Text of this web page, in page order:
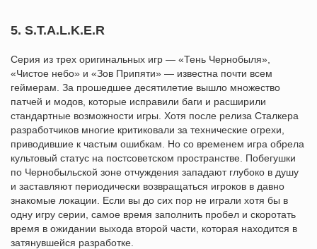
5. S.T.A.L.K.E.R
Серия из трех оригинальных игр — «Тень Чернобыля»,
«Чистое небо» и «Зов Припяти» — известна почти всем
геймерам. За прошедшее десятилетие вышло множество
патчей и модов, которые исправили баги и расширили
стандартные возможности игры. Хотя после релиза Сталкера
разработчиков многие критиковали за технические огрехи,
приводившие к частым ошибкам. Но со временем игра обрела
культовый статус на постсоветском пространстве. Побегушки
по Чернобыльской зоне отчуждения западают глубоко в душу
и заставляют периодически возвращаться игроков в давно
знакомые локации. Если вы до сих пор не играли хотя бы в
одну игру серии, самое время заполнить пробел и скоротать
время в ожидании выхода второй части, которая находится в
затянувшейся разработке.